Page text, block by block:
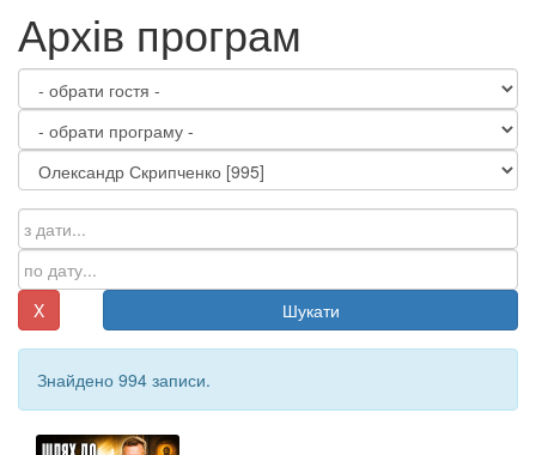
Архів програм
X Шукати
Знайдено 994 записи.